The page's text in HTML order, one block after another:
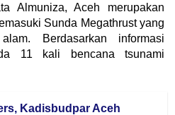
Almuniza, Aceh merupakan
Sunda Megathrust yang
Berdasarkan informasi
11 kali bencana tsunami
Kadisbudpar Aceh